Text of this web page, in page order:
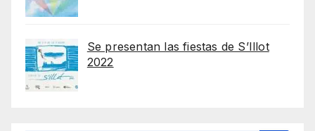
Se presentan las fiestas de S’Illot
2022